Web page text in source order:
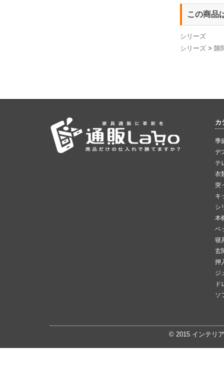
この商品
シリーズ
シリーズ > 隙
カ
季
デ
テ
衣
突
キ
シ
本
ベ
寝
玄
押
ジ
ド
ソ
© 2015 インテリ